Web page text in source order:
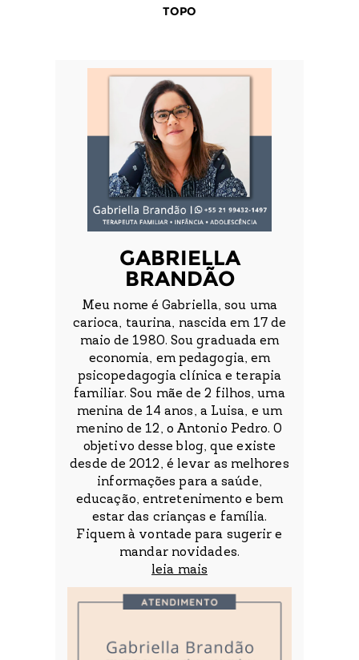
TOPO
GABRIELLA
BRANDÃO
Meu nome é Gabriella, sou uma
carioca, taurina, nascida em 17 de
maio de 1980. Sou graduada em
economia, em pedagogia, em
psicopedagogia clínica e terapia
familiar. Sou mãe de 2 filhos, uma
menina de 14 anos, a Luisa, e um
menino de 12, o Antonio Pedro. O
objetivo desse blog, que existe
desde de 2012, é levar as melhores
informações para a saúde,
educação, entretenimento e bem
estar das crianças e família.
Fiquem à vontade para sugerir e
mandar novidades.
leia mais